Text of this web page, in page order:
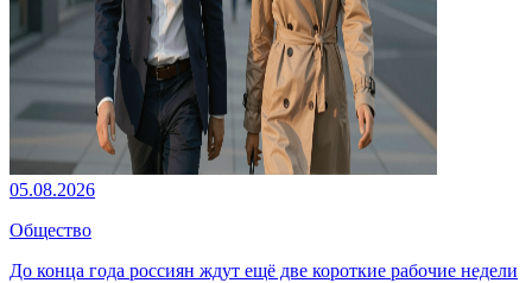
05.08.2026
Общество
До конца года россиян ждут ещё две короткие рабочие недели